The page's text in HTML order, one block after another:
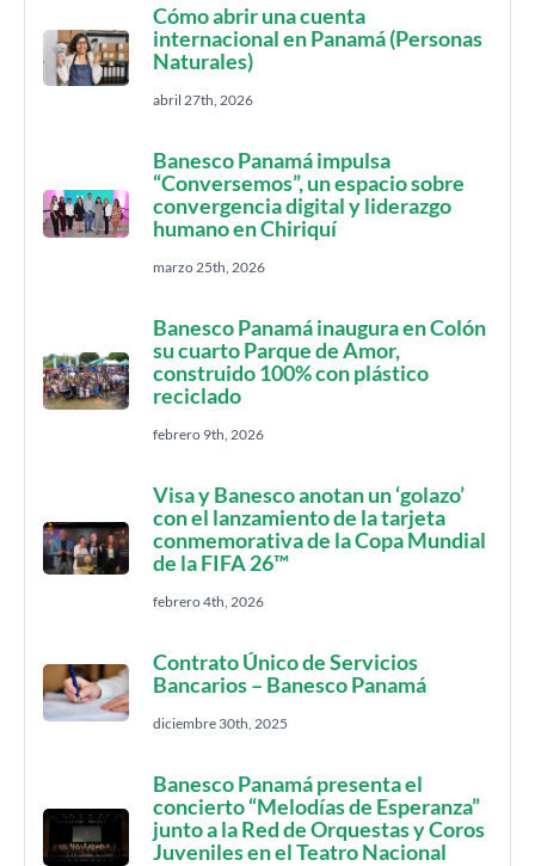
Cómo abrir una cuenta
internacional en Panamá (Personas
Naturales)
abril 27th, 2026
Banesco Panamá impulsa
“Conversemos”, un espacio sobre
convergencia digital y liderazgo
humano en Chiriquí
marzo 25th, 2026
Banesco Panamá inaugura en Colón
su cuarto Parque de Amor,
construido 100% con plástico
reciclado
febrero 9th, 2026
Visa y Banesco anotan un ‘golazo’
con el lanzamiento de la tarjeta
conmemorativa de la Copa Mundial
de la FIFA 26™
febrero 4th, 2026
Contrato Único de Servicios
Bancarios – Banesco Panamá
diciembre 30th, 2025
Banesco Panamá presenta el
concierto “Melodías de Esperanza”
junto a la Red de Orquestas y Coros
Juveniles en el Teatro Nacional